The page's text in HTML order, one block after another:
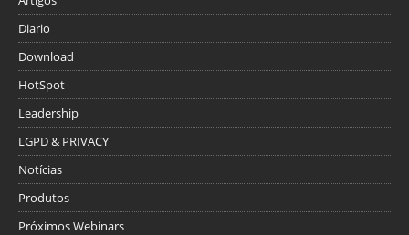
Diario
Download
HotSpot
Leadership
LGPD & PRIVACY
Notícias
Produtos
Próximos Webinars